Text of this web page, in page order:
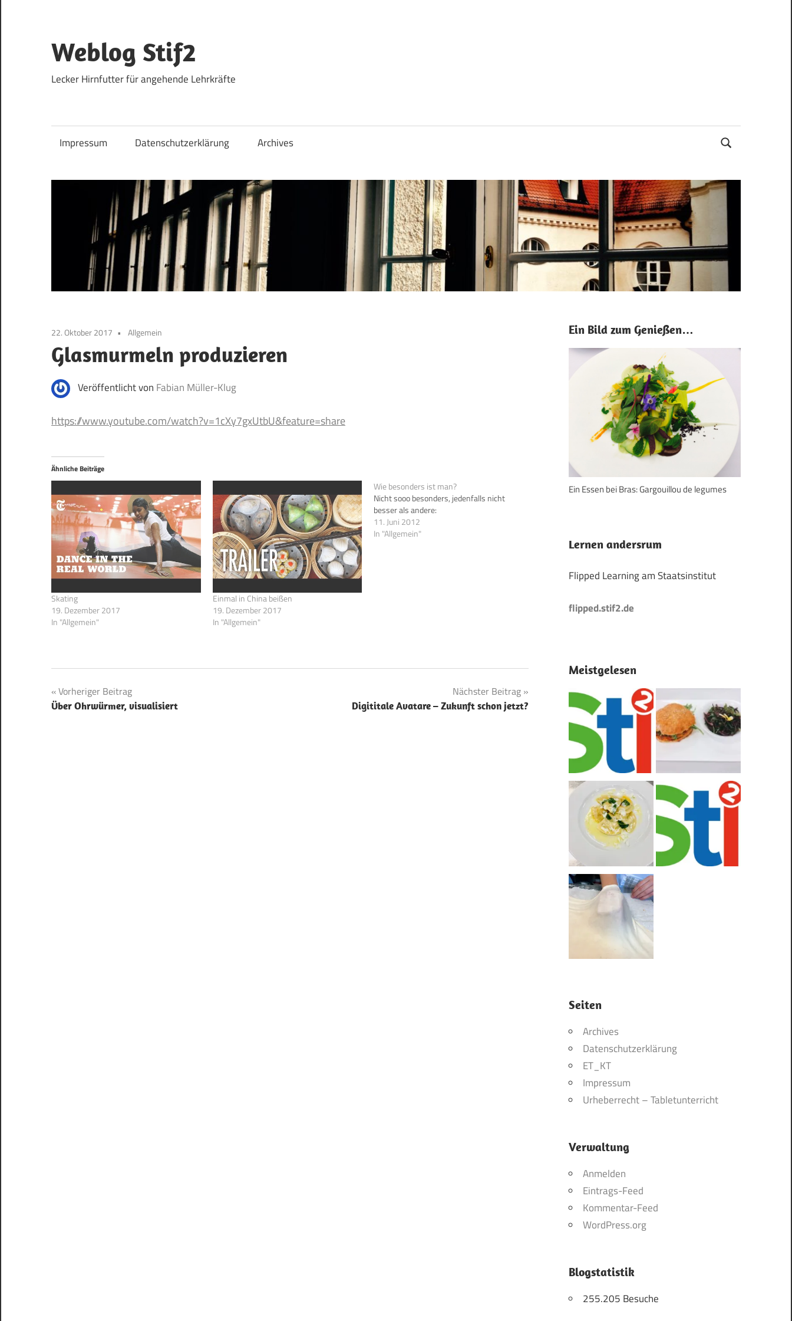
springen
Weblog Stif2
Lecker Hirnfutter für angehende Lehrkräfte
Impressum Datenschutzerklärung Archives
22. Oktober 2017 Allgemein
Glasmurmeln produzieren
Veröffentlicht von Fabian Müller-Klug
https://www.youtube.com/watch?v=1cXy7gxUtbU&feature=share
Ähnliche Beiträge
Skating
19. Dezember 2017
In "Allgemein"
Einmal in China beißen
19. Dezember 2017
In "Allgemein"
Wie besonders ist man?
Nicht sooo besonders, jedenfalls nicht
besser als andere:
11. Juni 2012
In "Allgemein"
Beitragsnavigation
Vorheriger Beitrag
Über Ohrwürmer, visualisiert
Nächster Beitrag
Digititale Avatare – Zukunft schon jetzt?
Ein Bild zum Genießen…
Ein Essen bei Bras: Gargouillou de legumes
Lernen andersrum
Flipped Learning am Staatsinstitut
flipped.stif2.de
Meistgelesen
Seiten
Archives
Datenschutzerklärung
ET_KT
Impressum
Urheberrecht – Tabletunterricht
Verwaltung
Anmelden
Eintrags-Feed
Kommentar-Feed
WordPress.org
Blogstatistik
255.205 Besuche